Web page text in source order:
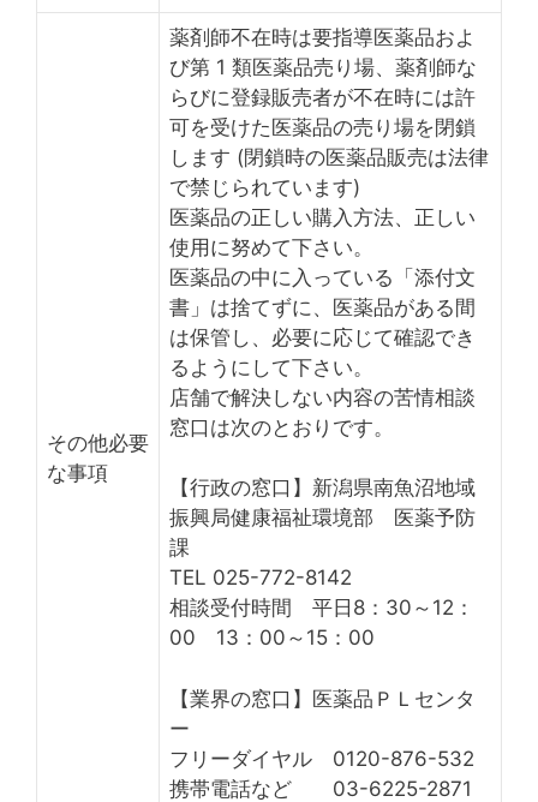
その他必要
な事項
薬剤師不在時は要指導医薬品およ
び第 1 類医薬品売り場、薬剤師な
らびに登録販売者が不在時には許
可を受けた医薬品の売り場を閉鎖
します (閉鎖時の医薬品販売は法律
で禁じられています)
医薬品の正しい購入方法、正しい
使用に努めて下さい。
医薬品の中に入っている「添付文
書」は捨てずに、医薬品がある間
は保管し、必要に応じて確認でき
るようにして下さい。
店舗で解決しない内容の苦情相談
窓口は次のとおりです。
【行政の窓口】新潟県南魚沼地域
振興局健康福祉環境部 医薬予防
課
TEL 025-772-8142
相談受付時間 平日8：30～12：
00 13：00～15：00
【業界の窓口】医薬品ＰＬセンタ
ー
フリーダイヤル 0120-876-532
携帯電話など 03-6225-2871